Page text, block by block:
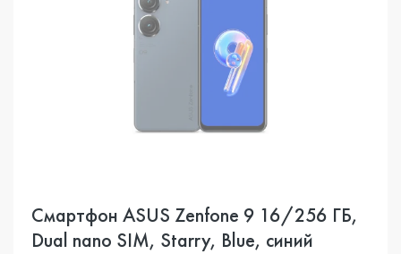
Смартфон ASUS Zenfone 9 16/256 ГБ,
Dual nano SIM, Starry, Blue, синий